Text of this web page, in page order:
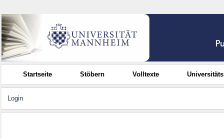
Startseite Stöbern Volltexte
Login